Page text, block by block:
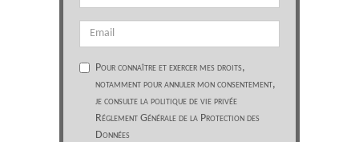
Pour connaître et exercer mes droits,
notamment pour annuler mon consentement,
je consulte la politique de vie privée
Réglement Générale de la Protection des
Données